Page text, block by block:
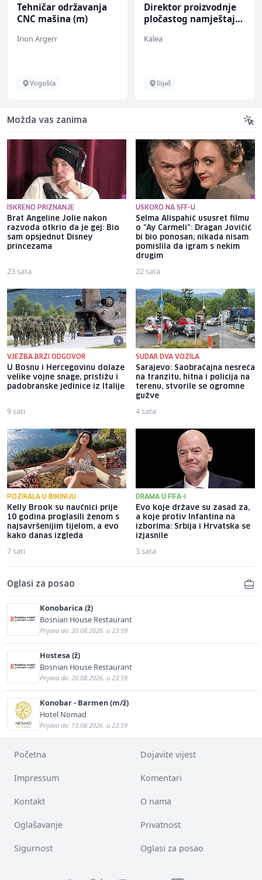
Tehničar održavanja
CNC mašina (m)
Irion Argerr
Vogošća
Direktor proizvodnje
pločastog namještaja
Kalea
Ilijaš
Možda vas zanima
ISKRENO PRIZNANJE
Brat Angeline Jolie nakon
razvoda otkrio da je gej: Bio
sam opsjednut Disney
princezama
23 sata
USKORO NA SFF-U
Selma Alispahić ususret filmu
o "Ay Carmeli": Dragan Jovičić
bi bio ponosan; nikada nisam
pomislila da igram s nekim
drugim
22 sata
VJEŽBA BRZI ODGOVOR
U Bosnu i Hercegovinu dolaze
velike vojne snage, pristižu i
padobranske jedinice iz Italije
9 sati
SUDAR DVA VOZILA
Sarajevo: Saobraćajna nesreća
na tranzitu, hitna i policija na
terenu, stvorile se ogromne
gužve
4 sata
POZIRALA U BIKINIJU
Kelly Brook su naučnici prije
10 godina proglasili ženom s
najsavršenijim tijelom, a evo
kako danas izgleda
7 sati
DRAMA U FIFA-I
Evo koje države su zasad za,
a koje protiv Infantina na
izborima: Srbija i Hrvatska se
izjasnile
3 sata
Oglasi za posao
Konobarica (ž)
Bosnian House Restaurant
Prijava do: 20.08.2026. u 23:59
Hostesa (ž)
Bosnian House Restaurant
Prijava do: 20.08.2026. u 23:59
Konobar - Barmen (m/ž)
Hotel Nomad
Prijava do: 13.08.2026. u 23:59
Početna Dojavite vijest
Impressum Komentari
Kontakt O nama
Oglašavanje Privatnost
Sigurnost Oglasi za posao